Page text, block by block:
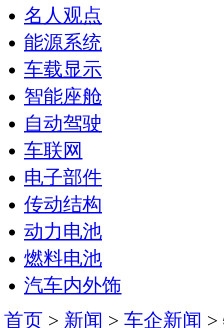
名人观点
能源系统
车载显示
智能座舱
自动驾驶
车联网
电子部件
传动结构
动力电池
燃料电池
汽车内外饰
首页 > 新闻 > 车企新闻 >